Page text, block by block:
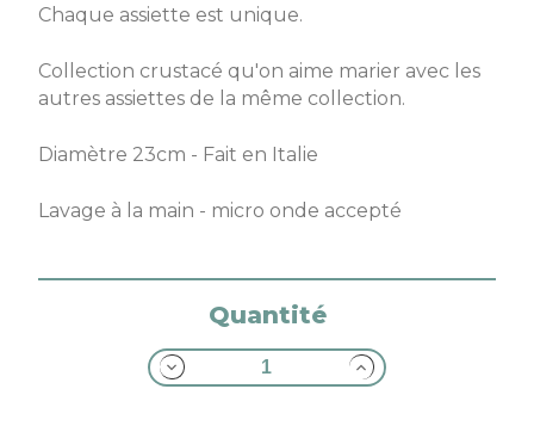
Chaque assiette est unique.
Collection crustacé qu'on aime marier avec les
autres assiettes de la même collection.
Diamètre 23cm - Fait en Italie
Lavage à la main - micro onde accepté
Quantité